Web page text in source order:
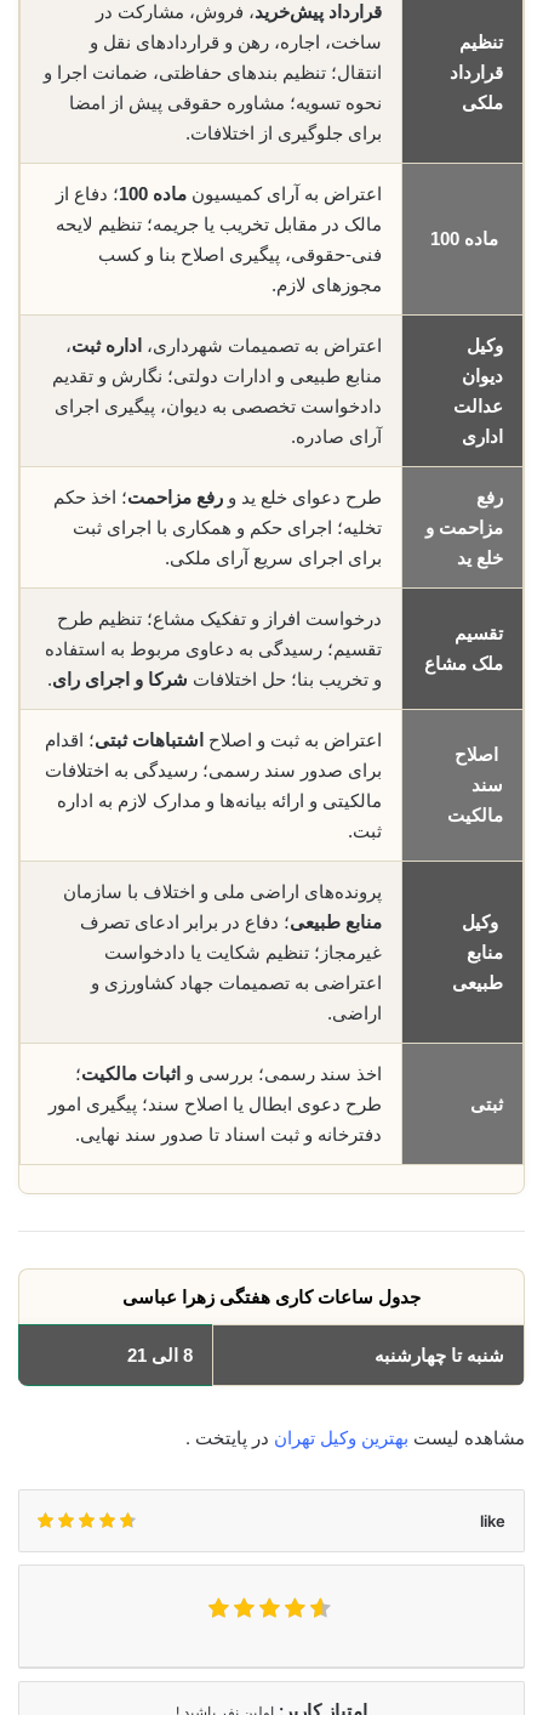
تنظیم
قرارداد
ملکی
قرارداد پیش‌خرید، فروش، مشارکت در
ساخت، اجاره، رهن و قراردادهای نقل و
انتقال؛ تنظیم بندهای حفاظتی، ضمانت اجرا و
نحوه تسویه؛ مشاوره حقوقی پیش از امضا
برای جلوگیری از اختلافات.
ماده 100
اعتراض به آرای کمیسیون ماده 100
؛ دفاع از
مالک در مقابل تخریب یا جریمه؛ تنظیم لایحه
فنی-حقوقی، پیگیری اصلاح بنا و کسب
مجوزهای لازم.
وکیل
دیوان
عدالت
اداری
اعتراض به تصمیمات شهرداری، اداره ثبت،
منابع طبیعی و ادارات دولتی؛ نگارش و تقدیم
دادخواست تخصصی به دیوان، پیگیری اجرای
آرای صادره.
رفع
مزاحمت و
خلع ید
طرح دعوای خلع ید و رفع مزاحمت؛ اخذ حکم
تخلیه؛ اجرای حکم و همکاری با اجرای ثبت
برای اجرای سریع آرای ملکی.
تقسیم
ملک مشاع
درخواست افراز و تفکیک مشاع؛ تنظیم طرح
تقسیم؛ رسیدگی به دعاوی مربوط به استفاده
و تخریب بنا؛ حل اختلافات شرکا و اجرای رای.
اصلاح
سند
مالکیت
اعتراض به ثبت و اصلاح اشتباهات ثبتی؛ اقدام
برای صدور سند رسمی؛ رسیدگی به اختلافات
مالکیتی و ارائه بیانه‌ها و مدارک لازم به اداره
ثبت.
وکیل
منابع
طبیعی
پرونده‌های اراضی ملی و اختلاف با سازمان
منابع طبیعی؛ دفاع در برابر ادعای تصرف
غیرمجاز؛ تنظیم شکایت یا دادخواست
اعتراضی به تصمیمات جهاد کشاورزی و
اراضی.
ثبتی
اخذ سند رسمی؛ بررسی و اثبات مالکیت؛
طرح دعوی ابطال یا اصلاح سند؛ پیگیری امور
دفترخانه و ثبت اسناد تا صدور سند نهایی.
جدول ساعات کاری هفتگی زهرا عباسی
شنبه تا چهارشنبه 8 الی 21
مشاهده لیست بهترین وکیل تهران در پایتخت .
like
امتیاز کاربر: